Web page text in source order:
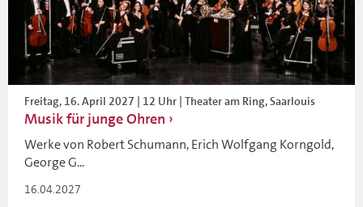
Freitag, 16. April 2027 | 12 Uhr | Theater am Ring, Saarlouis
Musik für junge Ohren
Werke von Robert Schumann, Erich Wolfgang Korngold,
George G...
16.04.2027